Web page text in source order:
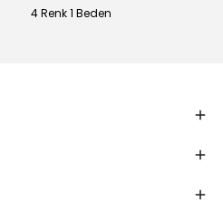
4 Renk 1 Beden